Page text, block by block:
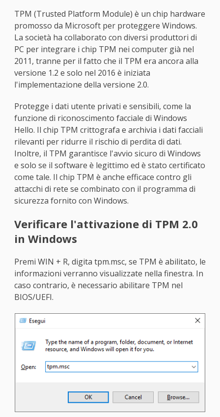
TPM (Trusted Platform Module) è un chip hardware
promosso da Microsoft per proteggere Windows.
La società ha collaborato con diversi produttori di
PC per integrare i chip TPM nei computer già nel
2011, tranne per il fatto che il TPM era ancora alla
versione 1.2 e solo nel 2016 è iniziata
l'implementazione della versione 2.0.
Protegge i dati utente privati e sensibili, come la
funzione di riconoscimento facciale di Windows
Hello. Il chip TPM crittografa e archivia i dati facciali
rilevanti per ridurre il rischio di perdita di dati.
Inoltre, il TPM garantisce l'avvio sicuro di Windows
e solo se il software è legittimo ed è stato certificato
come tale. Il chip TPM è anche efficace contro gli
attacchi di rete se combinato con il programma di
sicurezza fornito con Windows.
Verificare l'attivazione di TPM 2.0
in Windows
Premi WIN + R, digita tpm.msc, se TPM è abilitato, le
informazioni verranno visualizzate nella finestra. In
caso contrario, è necessario abilitare TPM nel
BIOS/UEFI.